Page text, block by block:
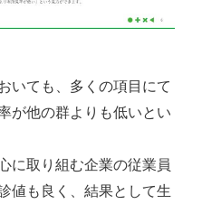
いても、多くの項目にて
が他の群よりも低いとい
に取り組む企業の従業員
値も良く、結果として生